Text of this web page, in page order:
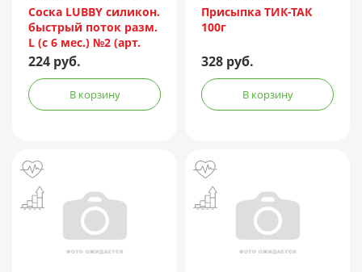
Китай
Соска LUBBY силикон.
быстрый поток разм.
L (с 6 мес.) №2 (арт.
4663)
224 руб.
В корзину
Присыпка ТИК-ТАК
100г
328 руб.
В корзину